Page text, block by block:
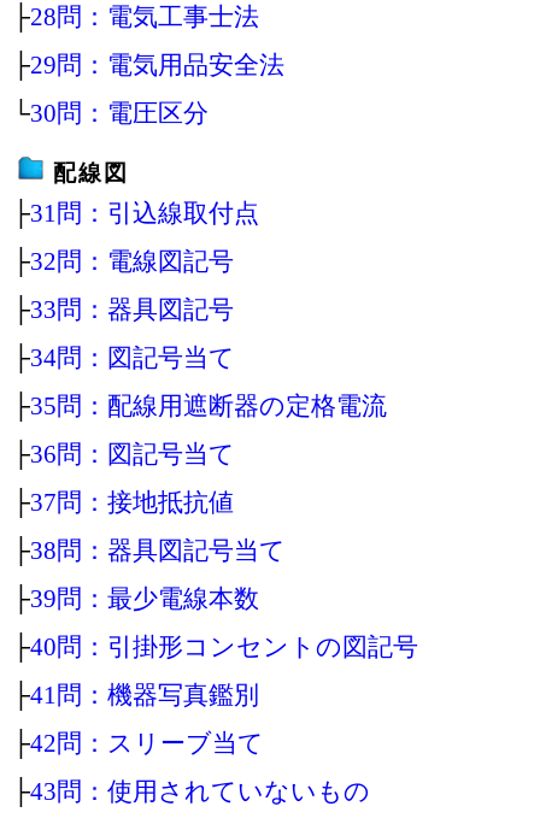
├28問：電気工事士法
├29問：電気用品安全法
└30問：電圧区分
配線図
├31問：引込線取付点
├32問：電線図記号
├33問：器具図記号
├34問：図記号当て
├35問：配線用遮断器の定格電流
├36問：図記号当て
├37問：接地抵抗値
├38問：器具図記号当て
├39問：最少電線本数
├40問：引掛形コンセントの図記号
├41問：機器写真鑑別
├42問：スリーブ当て
├43問：使用されていないもの